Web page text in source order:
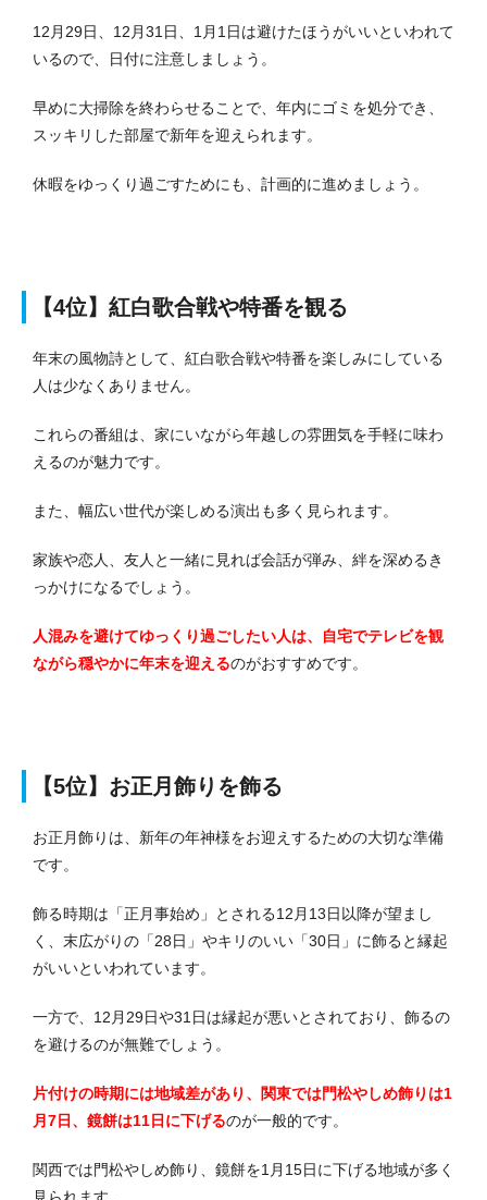
12月29日、12月31日、1月1日は避けたほうがいいといわれて
いるので、日付に注意しましょう。
早めに大掃除を終わらせることで、年内にゴミを処分でき、
スッキリした部屋で新年を迎えられます。
休暇をゆっくり過ごすためにも、計画的に進めましょう。
【4位】紅白歌合戦や特番を観る
年末の風物詩として、紅白歌合戦や特番を楽しみにしている
人は少なくありません。
これらの番組は、家にいながら年越しの雰囲気を手軽に味わ
えるのが魅力です。
また、幅広い世代が楽しめる演出も多く見られます。
家族や恋人、友人と一緒に見れば会話が弾み、絆を深めるき
っかけになるでしょう。
人混みを避けてゆっくり過ごしたい人は、自宅でテレビを観
ながら穏やかに年末を迎えるのがおすすめです。
【5位】お正月飾りを飾る
お正月飾りは、新年の年神様をお迎えするための大切な準備
です。
飾る時期は「正月事始め」とされる12月13日以降が望まし
く、末広がりの「28日」やキリのいい「30日」に飾ると縁起
がいいといわれています。
一方で、12月29日や31日は縁起が悪いとされており、飾るの
を避けるのが無難でしょう。
片付けの時期には地域差があり、関東では門松やしめ飾りは1
月7日、鏡餅は11日に下げるのが一般的です。
関西では門松やしめ飾り、鏡餅を1月15日に下げる地域が多く
見られます。